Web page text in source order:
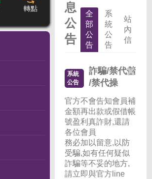
轉點
息
公
告
全
部
公
告
系
統
公
告
站
內
信
系統
公告
詐騙/禁代儲
/禁代操
官方不會告知會員補
金額再出款或假借帳
號盈利真詐財,還請
各位會員
務必加以留意,以防
受騙,如有任何疑似
詐騙等不妥的地方,
請立即與官方line